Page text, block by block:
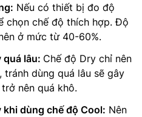
Nếu có thiết bị đo độ
chọn chế độ thích hợp. Độ
ở mức từ 40-60%.
quá lâu: Chế độ Dry chỉ nên
dùng quá lâu sẽ gây
nên quá khô.
dùng chế độ Cool: Nên